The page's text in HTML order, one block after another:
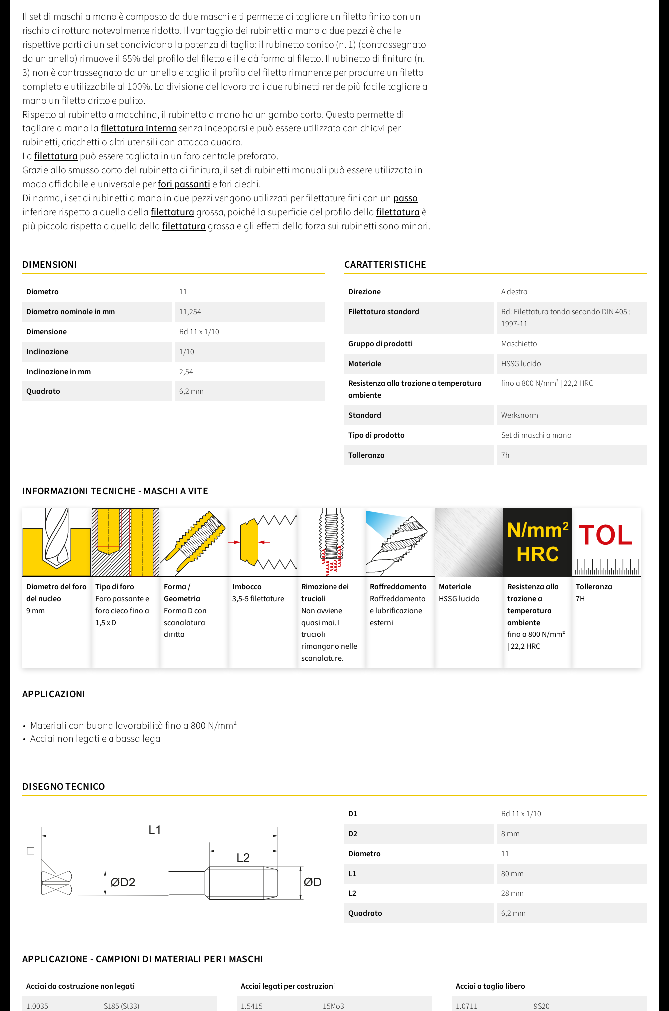
Il set di maschi a mano è composto da due maschi e ti permette di tagliare un filetto finito con un
rischio di rottura notevolmente ridotto. Il vantaggio dei rubinetti a mano a due pezzi è che le
rispettive parti di un set condividono la potenza di taglio: il rubinetto conico (n. 1) (contrassegnato
da un anello) rimuove il 65% del profilo del filetto e il e dà forma al filetto. Il rubinetto di finitura (n.
3) non è contrassegnato da un anello e taglia il profilo del filetto rimanente per produrre un filetto
completo e utilizzabile al 100%. La divisione del lavoro tra i due rubinetti rende più facile tagliare a
mano un filetto dritto e pulito.
Rispetto al rubinetto a macchina, il rubinetto a mano ha un gambo corto. Questo permette di
tagliare a mano la filettatura internasenza incepparsi e può essere utilizzato con chiavi per
rubinetti, cricchetti o altri utensili con attacco quadro.
La filettaturapuò essere tagliata in un foro centrale preforato.
Grazie allo smusso corto del rubinetto di finitura, il set di rubinetti manuali può essere utilizzato in
modo affidabile e universale perfori passantie fori ciechi.
Di norma, i set di rubinetti a mano in due pezzi vengono utilizzati per filettature fini con un passo
inferiore rispetto a quello della filettaturagrossa, poiché la superficie del profilo della filettaturaè
più piccola rispetto a quella della filettaturagrossa e gli effetti della forza sui rubinetti sono minori.
DIMENSIONI
Diametro
11
Diametro nominale in mm
11,254
Dimensione
Rd 11 x 1/10
Inclinazione
1/10
Inclinazione in mm
2,54
Quadrato
6,2 mm
CARATTERISTICHE
Direzione
A destra
Filettatura standard
Rd: Filettatura tonda secondo DIN 405 :
1997-11
Gruppo di prodotti
Maschietto
Materiale
HSSG lucido
Resistenza alla trazione a temperatura
ambiente
fino a 800 N/mm² | 22,2 HRC
Standard
Werksnorm
Tipo di prodotto
Set di maschi a mano
Tolleranza
7h
INFORMAZIONI TECNICHE - MASCHI A VITE
Diametro del foro
del nucleo
9 mm
Tipo di foro
Foro passante e
foro cieco fino a
1,5 x D
Forma /
Geometria
Forma D con
scanalatura
diritta
Imbocco
3,5-5 filettature
Rimozione dei
trucioli
Non avviene
quasi mai. I
trucioli
rimangono nelle
scanalature.
Raffreddamento
Raffreddamento
e lubrificazione
esterni
Materiale
HSSG lucido
Resistenza alla
trazione a
temperatura
ambiente
fino a 800 N/mm²
| 22,2 HRC
Tolleranza
7H
APPLICAZIONI
Materiali con buona lavorabilità fino a 800 N/mm²
Acciai non legati e a bassa lega
DISEGNO TECNICO
D1
Rd 11 x 1/10
D2
8 mm
Diametro
11
L1
80 mm
L2
28 mm
Quadrato
6,2 mm
APPLICAZIONE - CAMPIONI DI MATERIALI PER I MASCHI
Acciai da costruzione non legati
1.0035
S185 (St33)
Acciai legati per costruzioni
1.5415
15Mo3
Acciai a taglio libero
1.0711
9S20